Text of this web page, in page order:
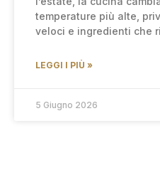
temperature più alte,
veloci e ingredienti che
LEGGI I PIÙ »
5 Giugno 2026